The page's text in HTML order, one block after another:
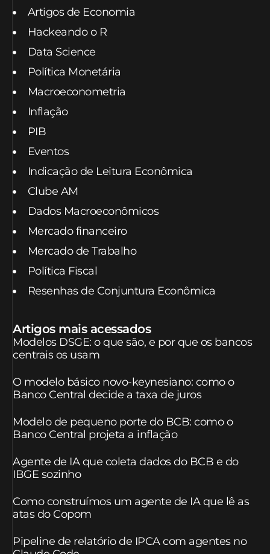
Artigos de Economia
Hackeando o R
Data Science
Política Monetária
Macroeconometria
Inflação
PIB
Eventos
Indicação de Leitura Econômica
Clube AM
Dados Macroeconômicos
Mercado financeiro
Mercado de Trabalho
Política Fiscal
Resenhas de Conjuntura Econômica
Artigos mais acessados
Modelos DSGE: o que são, e por que os bancos
centrais os usam
O modelo básico novo-keynesiano: como o
Banco Central decide a taxa de juros
Modelo de pequeno porte do BCB: como o
Banco Central projeta a inflação
Agente de IA que coleta dados do BCB e do
IBGE sozinho
Como construímos um agente de IA que lê as
atas do Copom
Pipeline de relatório de IPCA com agentes no